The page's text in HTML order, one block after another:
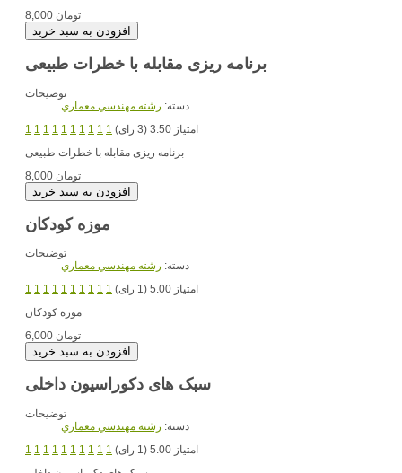
8,000 تومان
برنامه ریزی مقابله با خطرات طبیعی
توضیحات
دسته: رشته مهندسي معماري
1 1 1 1 1 1 1 1 1 1
امتیاز 3.50 (3 رای)
برنامه ریزی مقابله با خطرات طبیعی
8,000 تومان
موزه کودکان
توضیحات
دسته: رشته مهندسي معماري
1 1 1 1 1 1 1 1 1 1
امتیاز 5.00 (1 رای)
6,000 تومان
سبک های دکوراسیون داخلی
توضیحات
دسته: رشته مهندسي معماري
1 1 1 1 1 1 1 1 1 1
امتیاز 5.00 (1 رای)